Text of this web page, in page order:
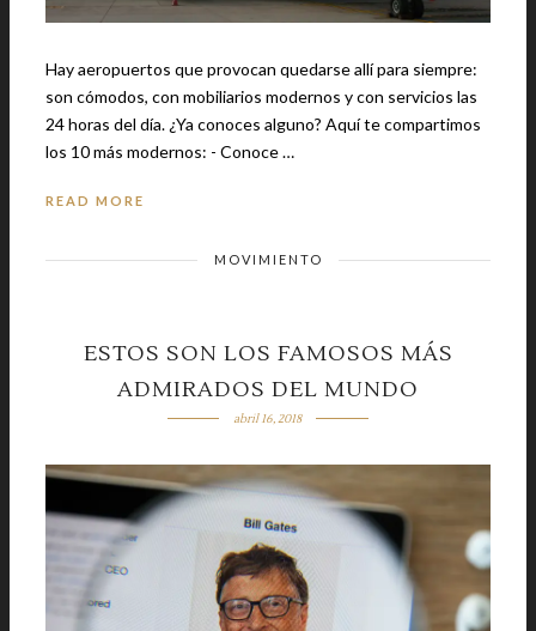
Hay aeropuertos que provocan quedarse allí para siempre:
son cómodos, con mobiliarios modernos y con servicios las
24 horas del día. ¿Ya conoces alguno? Aquí te compartimos
los 10 más modernos: - Conoce …
READ MORE
MOVIMIENTO
ESTOS SON LOS FAMOSOS MÁS
ADMIRADOS DEL MUNDO
abril 16, 2018